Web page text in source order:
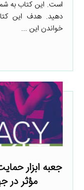
است. این کتاب به
دهید. هدف این
خواندن این ...
جعبه ابزار
مؤثر در